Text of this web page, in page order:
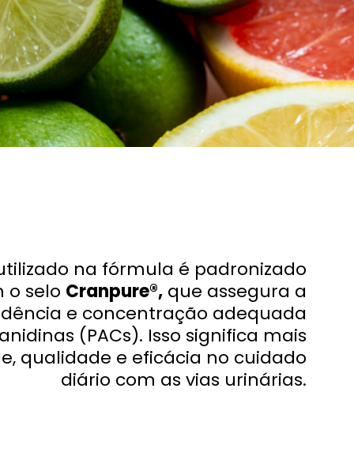
na fórmula é padronizado
o selo Cranpure®, que assegura a
e concentração adequada
(PACs). Isso significa mais
qualidade e eficácia no cuidado
diário com as vias urinárias.